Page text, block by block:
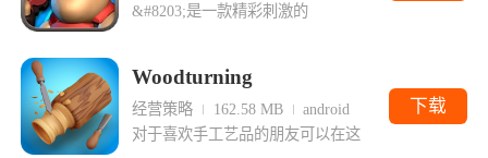
&#8203;是一款精彩刺激的
Woodturning
经营策略 162.58 MB
android
对于喜欢手工艺品的朋友可以在这
下载